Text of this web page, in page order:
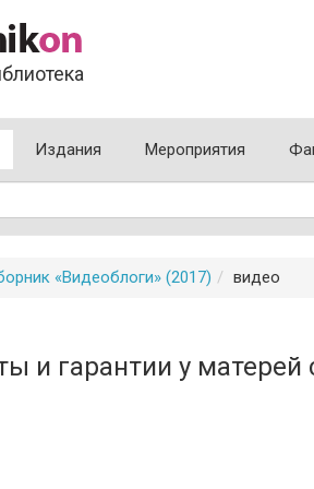
Издания Мероприятия
«Видеоблоги» (2017) видео
и гарантии у матерей